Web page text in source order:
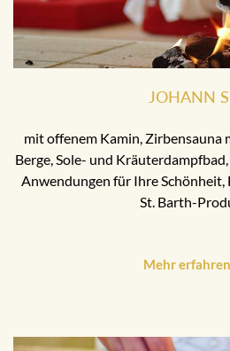
JOHANN
mit offenem Kamin, Zirbensauna
Berge, Sole- und
Anwendungen für Ihre Schönheit,
St. Barth-
Mehr erfahren